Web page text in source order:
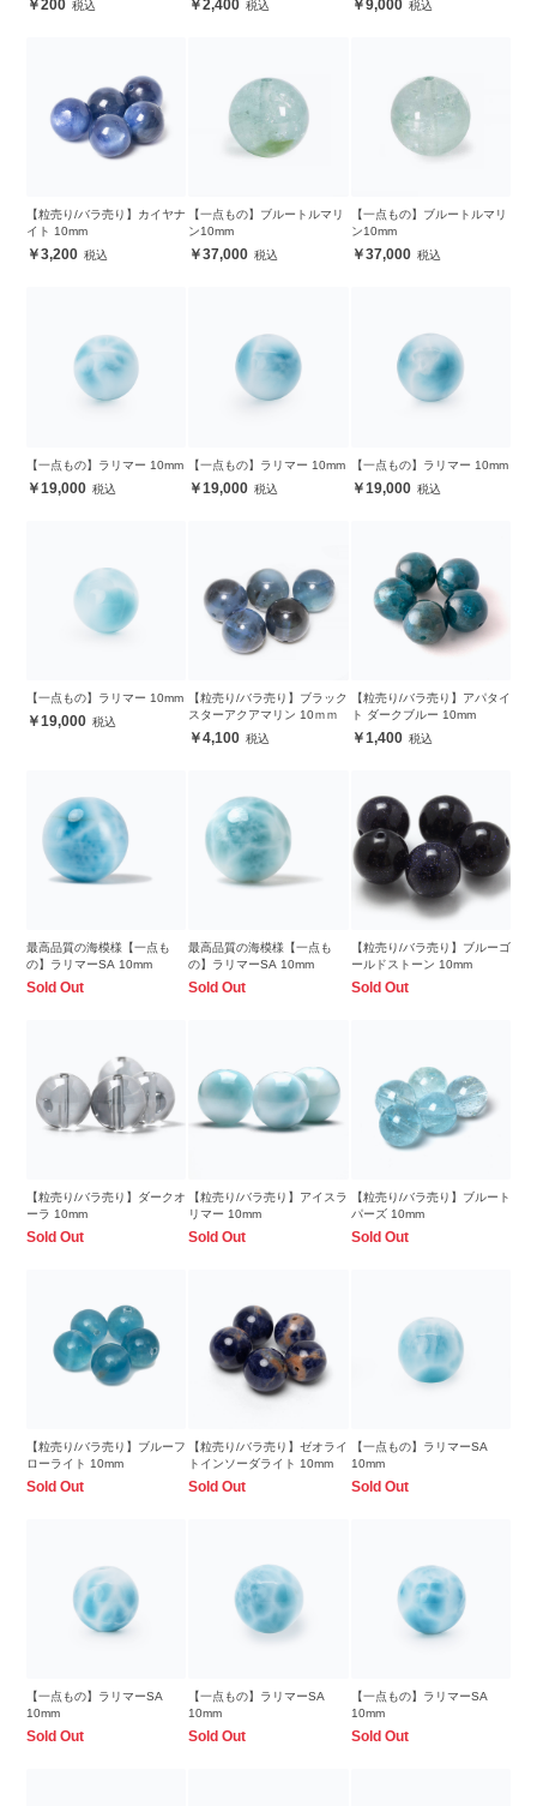
200 2,400 9,000
【粒売り/バラ売り】カイヤナ
イト 10mm
3,200
【一点もの】ブルートルマリ
ン10mm
37,000
【一点もの】ブルートルマリ
ン10mm
37,000
【一点もの】ラリマー 10mm
19,000
【一点もの】ラリマー 10mm
19,000
【一点もの】ラリマー 10mm
19,000
【一点もの】ラリマー 10mm
19,000
【粒売り/バラ売り】ブラック
スターアクアマリン 10ｍｍ
4,100
【粒売り/バラ売り】アパタイ
ト ダークブルー 10mm
1,400
最高品質の海模様【一点も
の】ラリマーSA 10mm
Sold Out
最高品質の海模様【一点も
の】ラリマーSA 10mm
Sold Out
【粒売り/バラ売り】ブルーゴ
ールドストーン 10mm
Sold Out
【粒売り/バラ売り】ダークオ
ーラ 10mm
Sold Out
【粒売り/バラ売り】アイスラ
リマー 10mm
Sold Out
【粒売り/バラ売り】ブルート
パーズ 10mm
Sold Out
【粒売り/バラ売り】ブルーフ
ローライト 10mm
Sold Out
【粒売り/バラ売り】ゼオライ
トインソーダライト 10mm
Sold Out
【一点もの】ラリマーSA
10mm
Sold Out
【一点もの】ラリマーSA
10mm
Sold Out
【一点もの】ラリマーSA
10mm
Sold Out
【一点もの】ラリマーSA
10mm
Sold Out